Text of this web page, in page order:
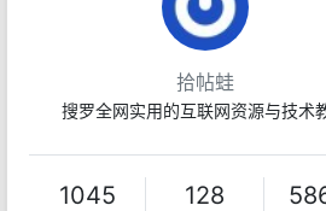
拾帖蛙
搜罗全网实用的互联网资源与技术
1045 128